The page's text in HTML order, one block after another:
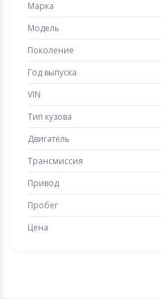
Марка
Модель
Поколение
Год выпуска
VIN
Тип кузова
Двигатель
Трансмиссия
Привод
Пробег
Цена